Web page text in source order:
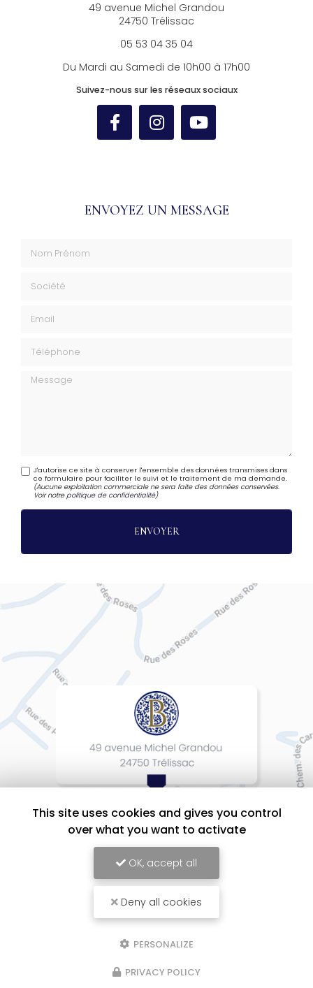
49 avenue Michel Grandou
24750 Trélissac
05 53 04 35 04
Du Mardi au Samedi de 10h00 à 17h00
Suivez-nous sur les réseaux sociaux
ENVOYEZ UN MESSAGE
Message
J'autorise ce site à conserver l'ensemble des données transmises dans
ce formulaire pour faciliter le suivi et le traitement de ma demande.
(Aucune exploitation commerciale ne sera faite des données conservées.
Voir notrepolitique de confidentialité)
BEAUMONT Cuisines Intérieurs Design, Entreprise d'agencement intérieur
-Plan du site - Liens utiles
This site uses cookies and gives you control
over what you want to activate
OK, accept all
Deny all cookies
PERSONALIZE
PRIVACY POLICY